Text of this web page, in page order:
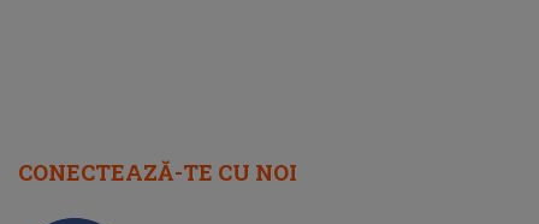
CONECTEAZĂ-TE CU NOI